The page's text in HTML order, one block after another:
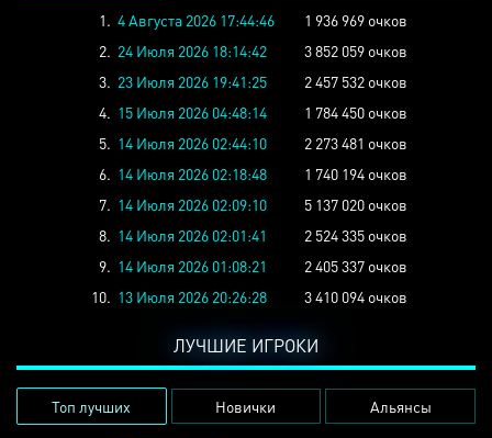
1. 4 Августа 2026 17:44:46
1 936 969 очков
2. 24 Июля 2026 18:14:42
3 852 059 очков
3. 23 Июля 2026 19:41:25
2 457 532 очков
4. 15 Июля 2026 04:48:14
1 784 450 очков
5. 14 Июля 2026 02:44:10
2 273 481 очков
6. 14 Июля 2026 02:18:48
1 740 194 очков
7. 14 Июля 2026 02:09:10
5 137 020 очков
8. 14 Июля 2026 02:01:41
2 524 335 очков
9. 14 Июля 2026 01:08:21
2 405 337 очков
10. 13 Июля 2026 20:26:28 3 410 094 очков
ЛУЧШИЕ ИГРОКИ
Топ лучших Новички Альянсы